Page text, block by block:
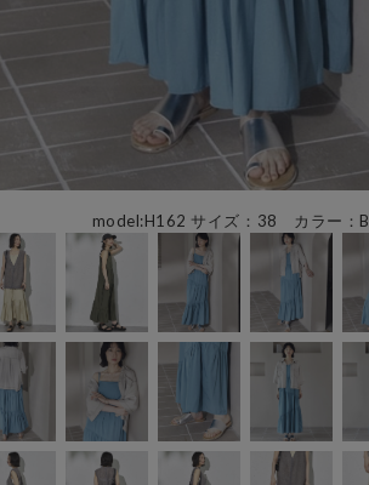
model:H162 サイズ：38 カラー：